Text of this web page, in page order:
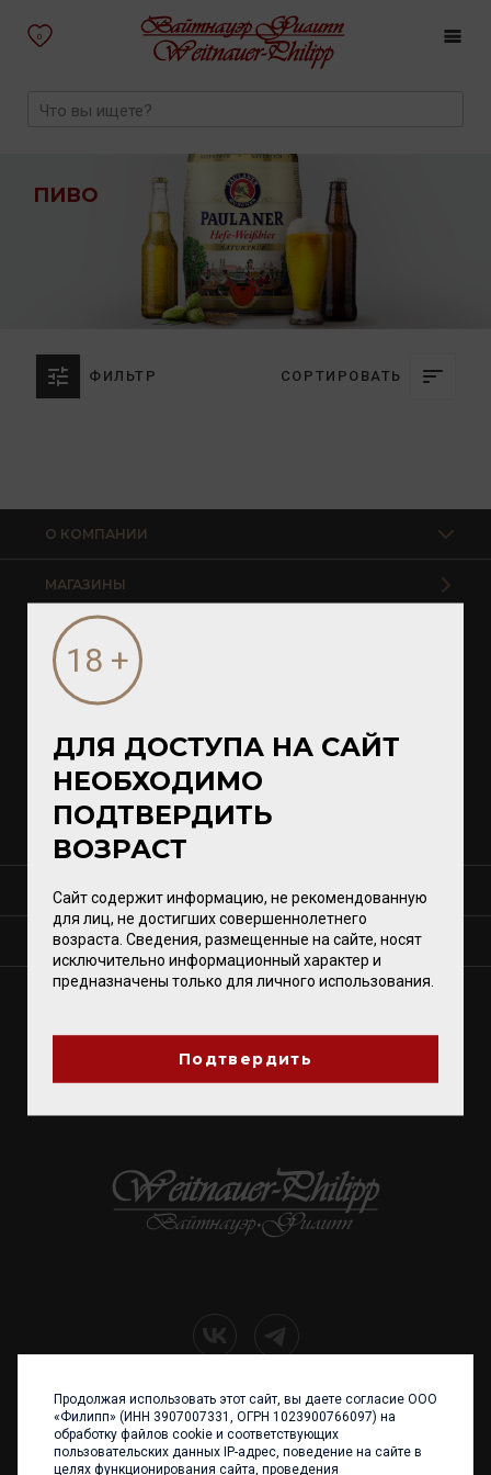
0
ПИВО
ФИЛЬТР СОРТИРОВАТЬ
О КОМПАНИИ
МАГАЗИНЫ
Калининград
Светлогорск
Зеленоградск
Магазины VomFASS
КОНТАКТЫ
СЕРВИСЫ
ВВЕСТИ E-MAIL
+7 (4012) 960 898
236017 Калининград,
ул. Каштановая аллея, 47
Телефон: +7 4012 960 898,
ДЛЯ ДОСТУПА НА САЙТ
НЕОБХОДИМО
ПОДТВЕРДИТЬ
ВОЗРАСТ
Сайт содержит информацию, не рекомендованную
для лиц, не достигших совершеннолетнего
возраста. Сведения, размещенные на сайте, носят
исключительно информационный характер и
предназначены только для личного использования.
Подтвердить
Продолжая использовать этот сайт, вы даете согласие ООО
«Филипп» (ИНН 3907007331, ОГРН 1023900766097) на
обработку файлов cookie и соответствующих
пользовательских данных IP-адрес, поведение на сайте в
целях функционирования сайта, проведения